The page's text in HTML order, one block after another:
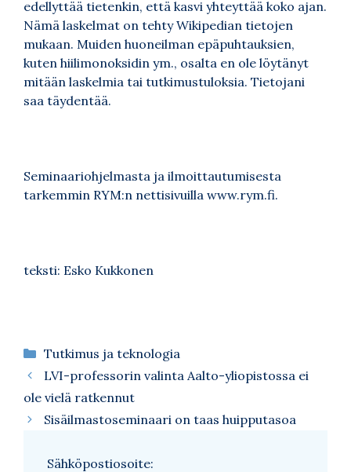
edellyttää tietenkin, että kasvi yhteyttää koko ajan.
Nämä laskelmat on tehty Wikipedian tietojen
mukaan. Muiden huoneilman epäpuhtauksien,
kuten hiilimonoksidin ym., osalta en ole löytänyt
mitään laskelmia tai tutkimustuloksia. Tietojani
saa täydentää.
Seminaariohjelmasta ja ilmoittautumisesta
tarkemmin RYM:n nettisivuilla www.rym.fi.
teksti: Esko Kukkonen
Kategoriat
Tutkimus ja teknologia
LVI-professorin valinta Aalto-yliopistossa ei
ole vielä ratkennut
Sisäilmastoseminaari on taas huipputasoa
Sähköpostiosoite: